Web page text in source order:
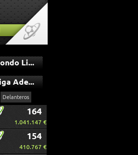
Último video del futmondo Liga Adelante
Plantilla - futmondo Liga Adelante
Delanteros
164
1.041.147 €
154
410.767 €